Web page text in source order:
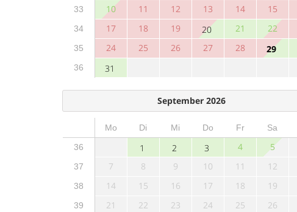
33 10 11 12 13 14 15
34 17 18 19 20 21 22
35 24 25 26 27 28 29
36 31
September 2026
Mo Di Mi Do Fr Sa
36
1 2 3 4 5
37 7 8 9 10 11 12
38 14 15 16 17 18 19
39 21 22 23 24 25 26